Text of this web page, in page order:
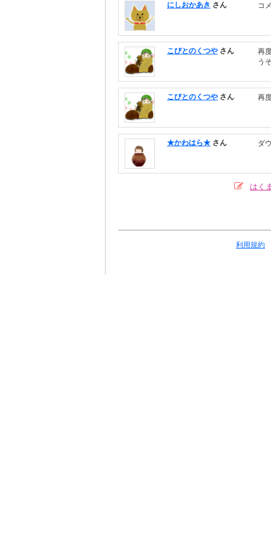
にしおかあき さん コ
こびとのくつや さん
再
う
こびとのくつや さん 再
★かわはら★ さん ダ
はく
利用規約